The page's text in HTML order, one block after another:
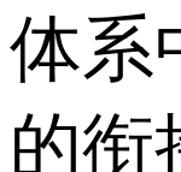
体系
的衔